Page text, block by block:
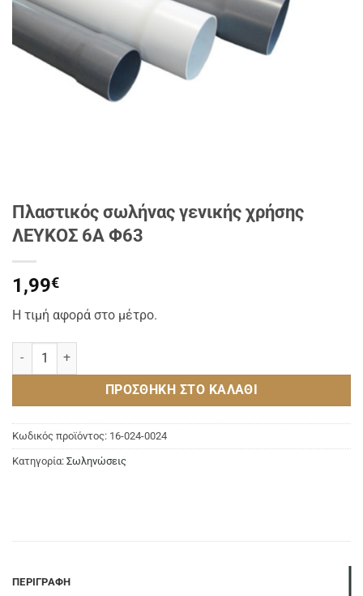
Πλαστικός σωλήνας γενικής χρήσης
ΛΕΥΚΟΣ 6Α Φ63
1,99€
Η τιμή αφορά στο μέτρο.
Πλαστικός σωλήνας γενικής χρήσης ΛΕΥΚΟΣ 6Α Φ63 ποσότητα
ΠΡΟΣΘΉΚΗ ΣΤΟ ΚΑΛΆΘΙ
Κωδικός προϊόντος: 16-024-0024
Κατηγορία: Σωληνώσεις
ΠΕΡΙΓΡΑΦΉ